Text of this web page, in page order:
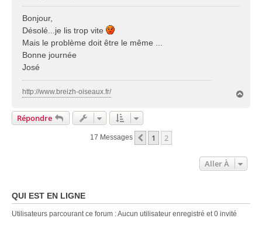
e
s
s
g
e
Bonjour,
Désolé...je lis trop vite
Mais le problème doit être le même ...
Bonne journée
José
http://www.breizh-oiseaux.fr/
Répondre
17 Messages Précédente
1 2
Aller À
QUI EST EN LIGNE
Utilisateurs parcourant ce forum : Aucun utilisateur enregistré et 0 invité